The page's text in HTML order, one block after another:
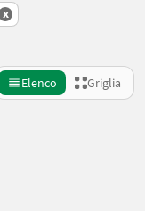
x
Elenco Griglia